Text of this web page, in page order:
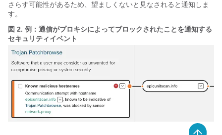
さらす可能性があるため、望ましくないと見なされると通知しま
す。
図 2. 例：通信がプロキシによってブロックされたことを通知する
セキュリティイベント